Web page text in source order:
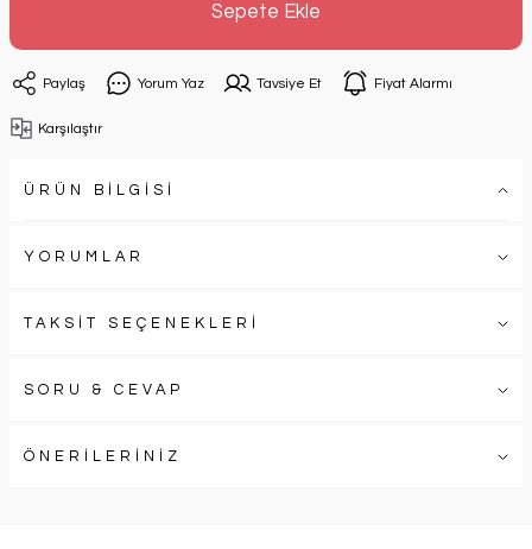
Sepete Ekle
Paylaş Yorum Yaz Tavsiye Et Fiyat Alarmı
Karşılaştır
ÜRÜN BİLGİSİ
YORUMLAR
TAKSİT SEÇENEKLERİ
SORU & CEVAP
ÖNERİLERİNİZ